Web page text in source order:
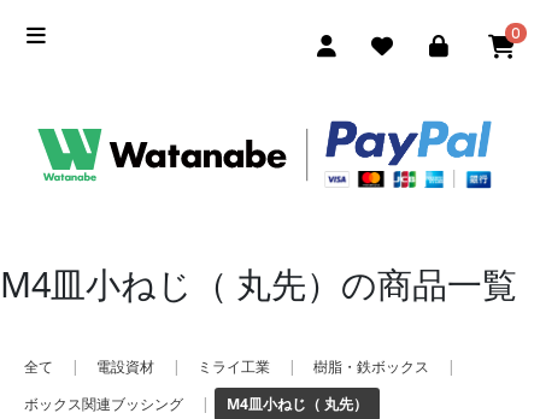
0
M4皿小ねじ（ 丸先）の商品一覧
全て | 電設資材 | ミライ工業 | 樹脂・鉄ボックス
|
ボックス関連ブッシング
| M4皿小ねじ（ 丸先）